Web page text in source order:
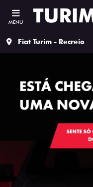
MENU
Fiat Turim - Recreio